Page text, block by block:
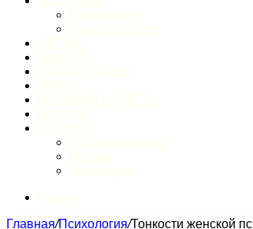
Главная/Психология/Тонкости женской